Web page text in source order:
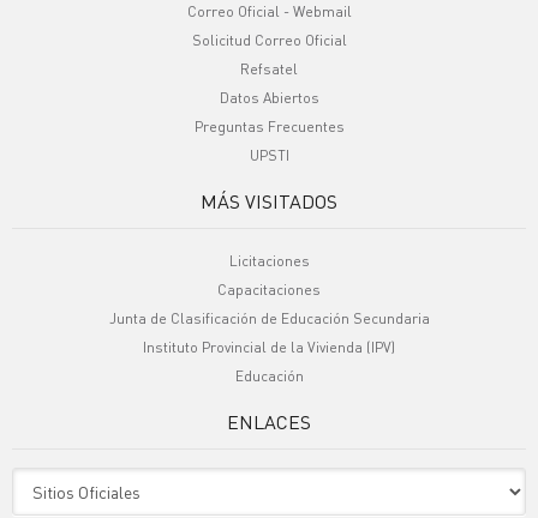
Correo Oficial - Webmail
Solicitud Correo Oficial
Refsatel
Datos Abiertos
Preguntas Frecuentes
UPSTI
MÁS VISITADOS
Licitaciones
Capacitaciones
Junta de Clasificación de Educación Secundaria
Instituto Provincial de la Vivienda (IPV)
Educación
ENLACES